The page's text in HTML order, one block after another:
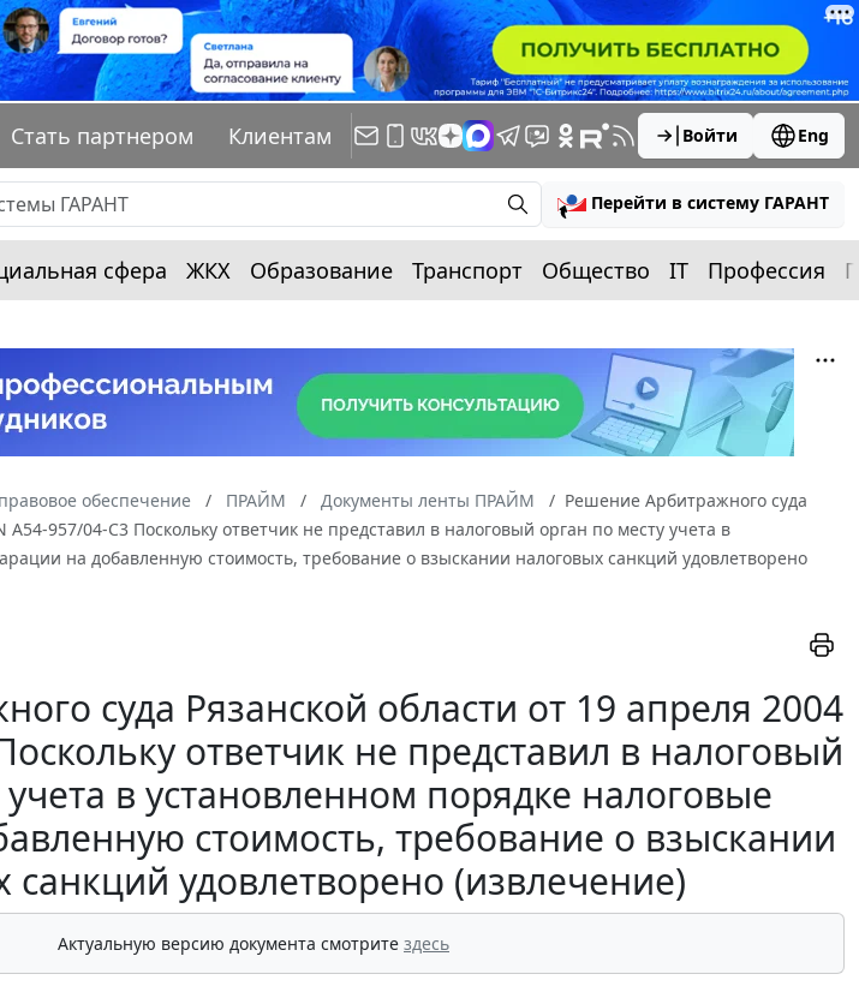
Стать партнером Клиентам Войти Eng
Перейти в систему ГАРАНТ
сфера ЖКХ Образование Транспорт Общество IT Профессия
обеспечение ПРАЙМ Документы ленты ПРАЙМ
Решение Арбитражного суда
А54-957/04-С3 Поскольку ответчик не представил в налоговый орган по месту учета в
на добавленную стоимость, требование о взыскании налоговых санкций удовлетворено
суда Рязанской области от 19 апреля 2004
ответчик не представил в налоговый
в установленном порядке налоговые
стоимость, требование о взыскании
санкций удовлетворено (извлечение)
Актуальную версию документа смотрите здесь